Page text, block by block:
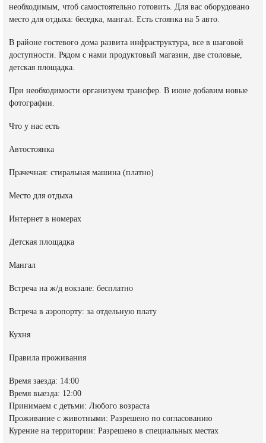
необходимым, чтоб самостоятельно готовить. Для вас оборудовано
место для отдыха: беседка, мангал. Есть стоянка на 5 авто.
В районе гостевого дома развита инфраструктура, все в шаговой
доступности. Рядом с нами продуктовый магазин, две столовые,
детская площадка.
При необходимости организуем трансфер. В июне добавим новые
фотографии.
Что у нас есть
Автостоянка
Прачечная: стиральная машина (платно)
Место для отдыха
Интернет в номерах
Детская площадка
Мангал
Встреча на ж/д вокзале: бесплатно
Встреча в аэропорту: за отдельную плату
Кухня
Правила проживания
Время заезда: 14:00
Время выезда: 12:00
Принимаем с детьми: Любого возраста
Проживание с животными: Разрешено по согласованию
Курение на территории: Разрешено в специальных местах